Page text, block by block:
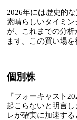
2026年には歴史的
素晴らしいタイミ
が、これまでの分
ます。この買い場
個別株
『フォーキャスト
起こらないと明言
レが確実に加速す